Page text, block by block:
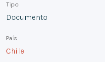
Tipo
Documento
País
Chile